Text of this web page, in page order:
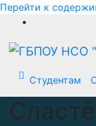
Перейти к
Студентам